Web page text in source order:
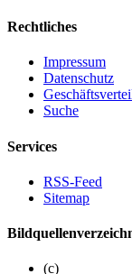
Rechtliches
Impressum
Datenschutz
Suche
Services
RSS-Feed
Sitemap
(c)